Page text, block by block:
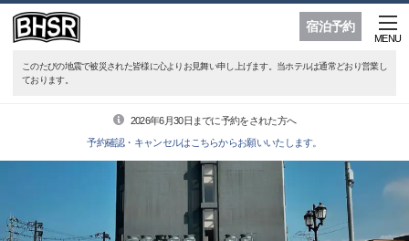
宿泊予約
MENU
このたびの地震で被災された皆様に心よりお見舞い申し上げます。当ホテルは通常どおり営業し
ております。
2026年6月30日までに予約をされた方へ
予約確認・キャンセルはこちらからお願いいたします。